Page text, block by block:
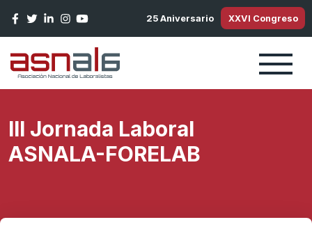
25 Aniversario XXVI Congreso
III Jornada Laboral
ASNALA-FORELAB